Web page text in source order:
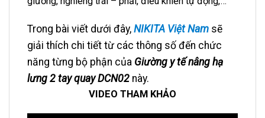
Trong bài viết dưới đây, NIKITA Việt Nam sẽ
giải thích chi tiết từ các thông số đến chức
năng từng bộ phận của Giường y tế nâng hạ
lưng 2 tay quay DCN02 này.
VIDEO THAM KHẢO